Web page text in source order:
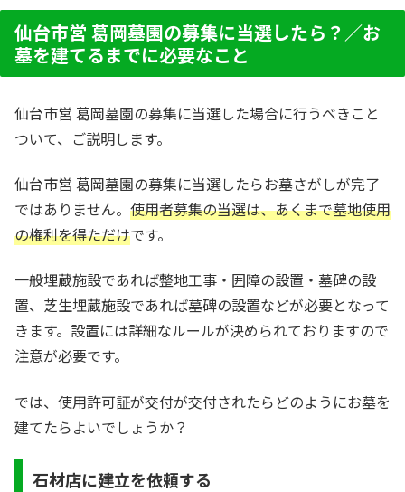
仙台市営 葛岡墓園の募集に当選したら？／お
墓を建てるまでに必要なこと
仙台市営 葛岡墓園の募集に当選した場合に行うべきこと
ついて、ご説明します。
仙台市営 葛岡墓園の募集に当選したらお墓さがしが完了
ではありません。 使用者募集の当選は、あくまで墓地使用
の権利を得ただけです。
一般埋蔵施設であれば整地工事・囲障の設置・墓碑の設
置、芝生埋蔵施設であれば墓碑の設置などが必要となって
きます。設置には詳細なルールが決められておりますので
注意が必要です。
では、使用許可証が交付が交付されたらどのようにお墓を
建てたらよいでしょうか？
石材店に建立を依頼する